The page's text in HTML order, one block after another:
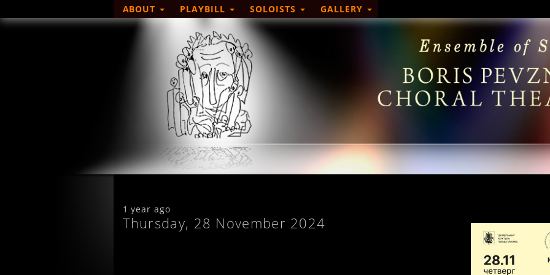
ABOUT PLAYBILL SOLOISTS GALLERY
1 year ago
Thursday, 28 November 2024